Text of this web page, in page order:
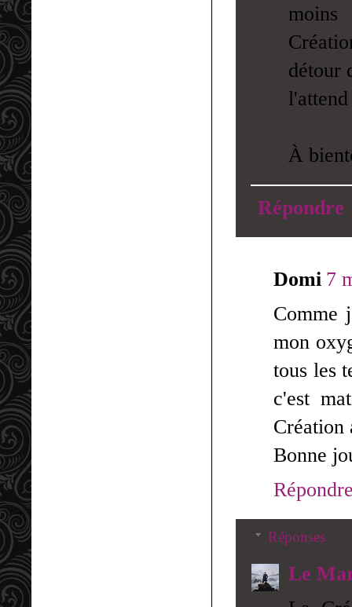
moins
détour
À
Répondre
Domi 7
Comme
mon
tous les
c'est
Création
Bonne
Réponses
Le